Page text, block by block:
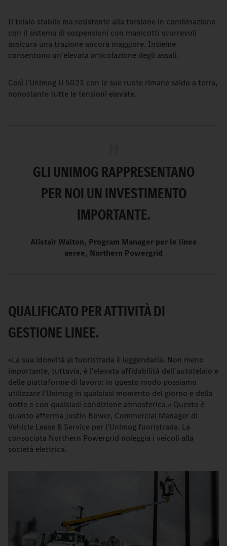
Il telaio stabile ma resistente alla torsione in combinazione
con il sistema di sospensioni con manicotti scorrevoli
assicura una trazione ancora maggiore. Insieme
consentono un'elevata articolazione degli assali.
Così l'Unimog U 5023 con le sue ruote rimane saldo a terra,
nonostante tutte le tensioni elevate.
GLI UNIMOG RAPPRESENTANO
PER NOI UN INVESTIMENTO
IMPORTANTE.
Alistair Walton, Program Manager per le linee
aeree, Northern Powergrid
QUALIFICATO PER ATTIVITÀ DI
GESTIONE LINEE.
«La sua idoneità al fuoristrada è leggendaria. Non meno
importante, tuttavia, è l'elevata affidabilità dell'autotelaio e
delle piattaforme di lavoro: in questo modo possiamo
utilizzare l'Unimog in qualsiasi momento del giorno e della
notte e con qualsiasi condizione atmosferica.» Questo è
quanto afferma Justin Bower, Commercial Manager di
Vehicle Lease & Service per l'Unimog fuoristrada. La
consociata Northern Powergrid noleggia i veicoli alla
società elettrica.